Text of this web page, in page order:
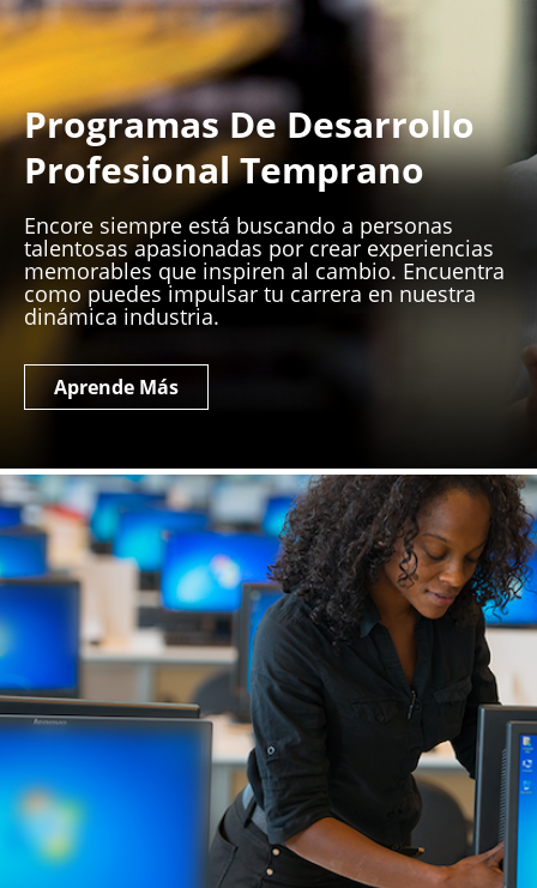
Programas De Desarrollo
Profesional Temprano
Encore siempre está buscando a personas
talentosas apasionadas por crear experiencias
memorables que inspiren al cambio. Encuentra
como puedes impulsar tu carrera en nuestra
dinámica industria.
Aprende Más